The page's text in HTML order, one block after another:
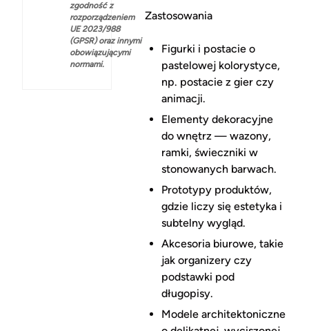
zgodność z
rozporządzeniem
UE 2023/988
(GPSR) oraz innymi
obowiązującymi
normami.
Zastosowania
Figurki i postacie o
pastelowej kolorystyce,
np. postacie z gier czy
animacji.
Elementy dekoracyjne
do wnętrz — wazony,
ramki, świeczniki w
stonowanych barwach.
Prototypy produktów,
gdzie liczy się estetyka i
subtelny wygląd.
Akcesoria biurowe, takie
jak organizery czy
podstawki pod
długopisy.
Modele architektoniczne